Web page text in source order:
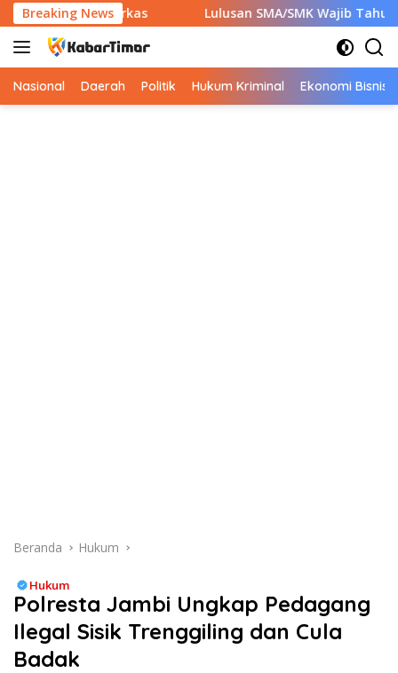
Langsung
ke
konten
Breaking News
7 Berkas Lulusan SMA/SMK Wajib Tahu! Ini 9
Nasional Daerah Politik Hukum Kriminal Ekonomi Bisnis
Beranda Hukum
Hukum
Polresta Jambi Ungkap Pedagang
Ilegal Sisik Trenggiling dan Cula
Badak